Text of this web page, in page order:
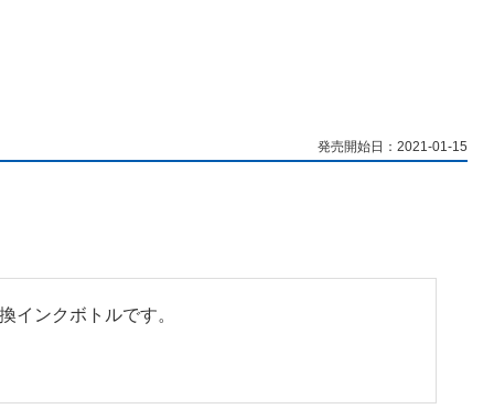
発売開始日：2021-01-15
インクボトルです。